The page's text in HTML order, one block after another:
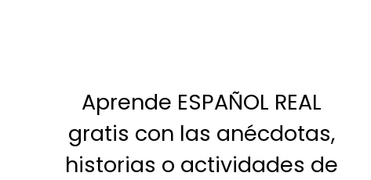
Aprende ESPAÑOL REAL
gratis con las anécdotas,
historias o actividades de